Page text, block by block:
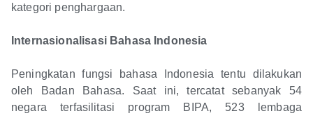
kategori penghargaan.
Internasionalisasi Bahasa Indonesia
Peningkatan fungsi bahasa Indonesia tentu dilakukan
oleh Badan Bahasa. Saat ini, tercatat sebanyak 54
negara terfasilitasi program BIPA, 523 lembaga